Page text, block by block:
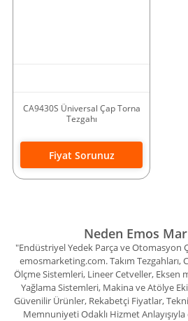
CA9430S Üniversal Çap Torna
Tezgahı
Fiyat Sorunuz
Neden Emos
"Endüstriyel Yedek Parça ve Otomasyon
emosmarketing.com. Takım Tezgahları,
Ölçme Sistemleri, Lineer Cetveller, Eksen
Yağlama Sistemleri, Makina ve Atölye
Güvenilir Ürünler, Rekabetçi Fiyatlar,
Memnuniyeti Odaklı Hizmet